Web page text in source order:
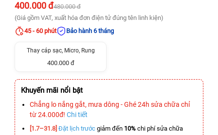
400.000 đ480.000 đ
(Giá gồm VAT, xuất hóa đơn điện tử đúng tên linh kiện)
45 - 60 phút
Bảo hành 6 tháng
Thay cáp sạc, Micro, Rung
400.000 đ
Khuyến mãi nổi bật
Chẳng lo nắng gắt, mưa dông - Ghé 24h sửa chữa chỉ
từ 24.000đ! Chi tiết
[1.7–31.8] Đặt lịch trước giảm đến 10% chi phí sửa chữa